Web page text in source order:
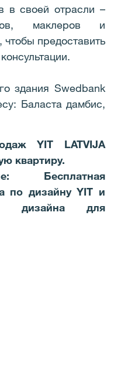
в своей отрасли –
маклеров и
предоставить
здания Swedbank
Баласта дамбис,
YIT LATVIJA
квартиру.
Бесплатная
по дизайну YIT и
дизайна для